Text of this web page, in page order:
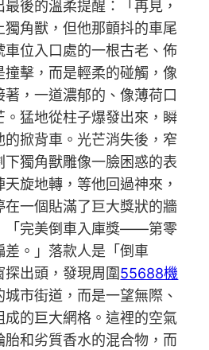
後的溫柔提醒：「再見，
角獸，但他那顫抖的車尾
位入口處的一根古老、佈
擊，而是輕柔的碰觸，像
，一道濃郁的、像薄荷口
。猛地從柱子爆發出來，瞬
的掀背車。光芒消失後，窄
獨角獸雕像一臉困惑的表
旋地轉，等他回過神來，
一個貼滿了巨大獎狀的牆
「完美倒車入庫獎——第零
。」落款人是「倒車
出頭，發現周圍55688機
市街道，而是一望無際、
成的巨大網格。這裡的空氣
胎和劣質香水的混合物，而